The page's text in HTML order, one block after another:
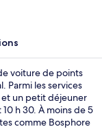
voiture de points
Parmi les services
et un petit déjeuner
h 30. À moins de 5
comme Bosphore